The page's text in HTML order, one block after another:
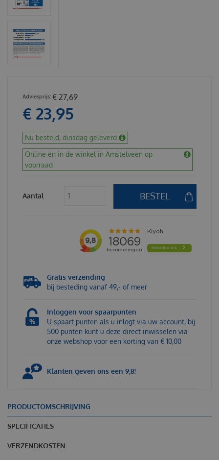
€ 27,69
€ 23,95
Nu besteld, dinsdag geleverd
Online en in de winkel in Amstelveen op
voorraad
Aantal
Gratis verzending
bij besteding vanaf 49,- of meer
Inloggen voor spaarpunten
U spaart punten als u inlogt via uw account, bij
500 punten kunt u deze direct inwisselen via
onze webshop voor een korting van € 10,00
Klanten geven ons een 9,8!
PRODUCTOMSCHRIJVING
SPECIFICATIES
VERZENDKOSTEN